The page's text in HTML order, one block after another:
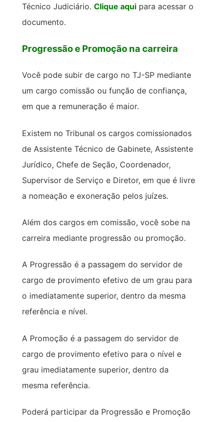
Técnico Judiciário. Clique aquipara acessar o
documento.
Progressão e Promoção na carreira
Você pode subir de cargo no TJ-SP mediante
um cargo comissão ou função de confiança,
em que a remuneração é maior.
Existem no Tribunal os cargos comissionados
de Assistente Técnico de Gabinete, Assistente
Jurídico, Chefe de Seção, Coordenador,
Supervisor de Serviço e Diretor, em que é livre
a nomeação e exoneração pelos juízes.
Além dos cargos em comissão, você sobe na
carreira mediante progressão ou promoção.
A Progressão é a passagem do servidor de
cargo de provimento efetivo de um grau para
o imediatamente superior, dentro da mesma
referência e nível.
A Promoção é a passagem do servidor de
cargo de provimento efetivo para o nível e
grau imediatamente superior, dentro da
mesma referência.
Poderá participar da Progressão e Promoção